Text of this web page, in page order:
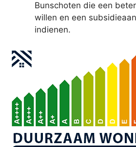
Bunschoten die een
willen en een
indienen.